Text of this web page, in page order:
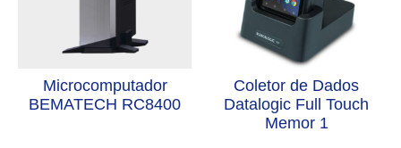
Microcomputador
BEMATECH RC8400
Coletor de Dados
Datalogic Full Touch
Memor 1